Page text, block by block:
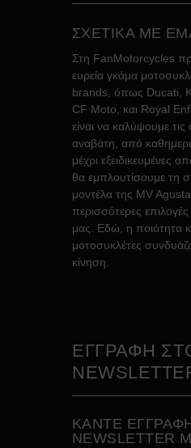
ΣΧΕΤΙΚΑ ΜΕ
Στη FanMotorcycles
ευρεία γκάμα
brands, όπως Ducati,
CF Moto, και Royal
είναι να καλύψουμε
αναβάτη, από
μέχρι εξειδικευμένες
θα εμπλουτίσουμε τη
μοντέλα της MV
περισσότερες
μας. Εδώ, η ποιότητα
μοτοσυκλέτες
κίνηση.
ΕΓΓΡΑΦΗ
ΚAΝΤΕ
NEWSLETTER